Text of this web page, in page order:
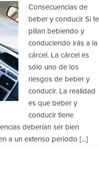
Consecuencias de
beber y conducir Si te
pillan bebiendo y
conduciendo irás a la
cárcel. La cárcel es
sólo uno de los
riesgos de beber y
conducir. La realidad
es que beber y
conducir tiene
deberían ser bien
a un extenso periodo [...]